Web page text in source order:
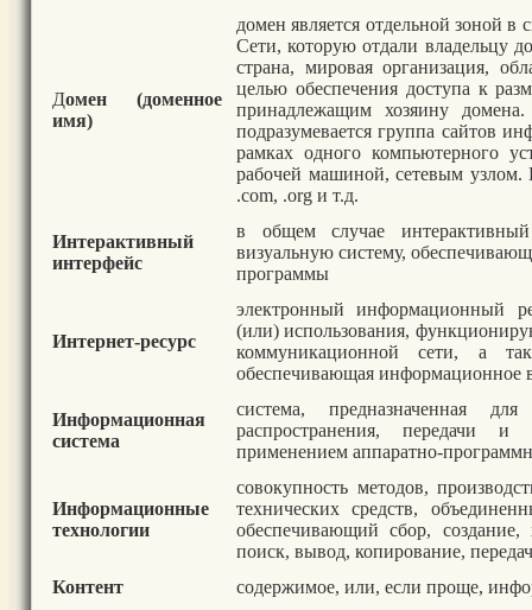
Домен (доменное
имя)
домен является отдельной зоной
Сети, которую отдали владельцу
страна, мировая организация,
целью обеспечения доступа к
принадлежащим хозяину
подразумевается группа сайтов
рамках одного компьютерного
рабочей машиной, сетевым
.com, .org и т.д.
Интерактивный
интерфейс
в общем случае
визуальную систему,
программы
Интернет-ресурс
электронный информационный
(или) использования,
коммуникационной сети, а
обеспечивающая информационное
Информационная
система
система, предназначенная
распространения, передачи
применением аппаратно-
Информационные
технологии
совокупность методов,
технических средств,
обеспечивающий сбор, создание,
поиск, вывод, копирование,
Контент
содержимое, или, если проще,